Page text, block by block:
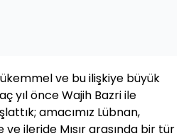
ve bu ilişkiye büyük
yıl önce Wajih Bazri ile
amacımız Lübnan,
ve ileride Mısır arasında bir tür